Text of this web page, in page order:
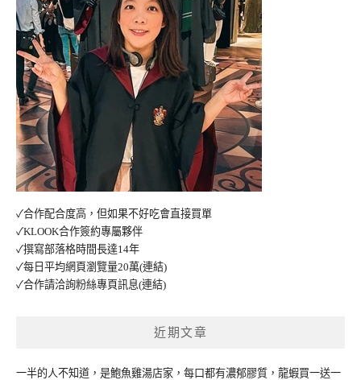
✓合作配合度高，但如果不好吃會直接買單
✓KLOOK合作簽約專屬夥伴
✓撰寫部落格時間長達14年
✓每日平均網頁瀏覽量20萬(連結)
✓合作請洽詢粉絲專頁訊息(連結)
近期文章
一半的人不知道，是鮑魚雞湯店家，每口都有濃郁膠質，龍蝦買一送一